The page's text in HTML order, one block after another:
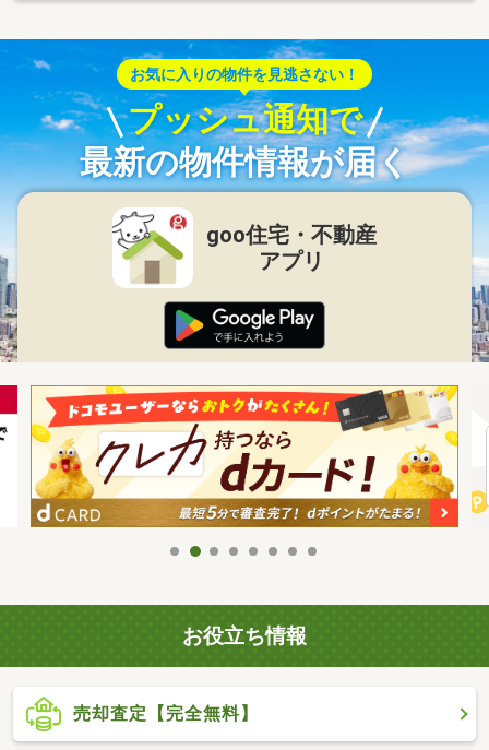
お気に入りの物件を見逃さない！
プッシュ通知で
最新の物件情報が届く
goo住宅・不動産
アプリ
お役立ち情報
売却査定【完全無料】